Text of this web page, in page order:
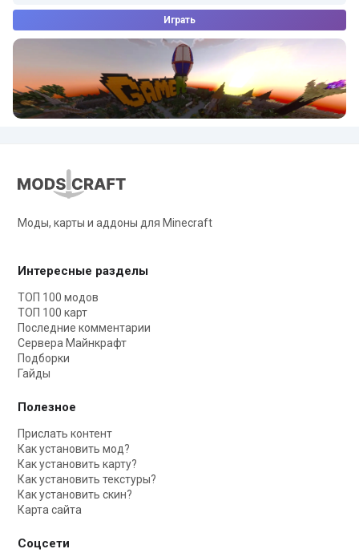
Играть
Моды, карты и аддоны для Minecraft
Интересные разделы
ТОП 100 модов
ТОП 100 карт
Последние комментарии
Сервера Майнкрафт
Подборки
Гайды
Полезное
Прислать контент
Как установить мод?
Как установить карту?
Как установить текстуры?
Как установить скин?
Карта сайта
Соцсети